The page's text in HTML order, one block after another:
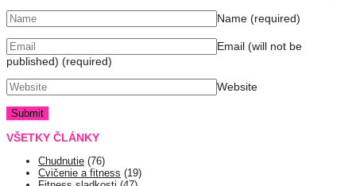
Name (required)
Email (will not be
published) (required)
Website
VŠETKY ČLÁNKY
Chudnutie (76)
Cvičenie a fitness (19)